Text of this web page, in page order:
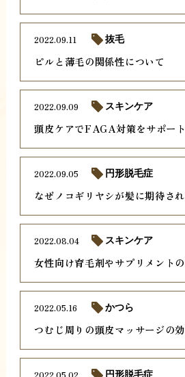
ピルと薄毛の関係性について
2022.09.11 抜毛
頭皮ケアでFAGA対策をサポート
2022.09.09 スキンケア
なぜノコギリヤシが髪に期待さ
2022.09.05 円形脱毛症
女性向け育毛剤やサプリメント
2022.08.04 スキンケア
つむじ周りの頭皮マッサージの
2022.05.16 かつら
円形脱毛症